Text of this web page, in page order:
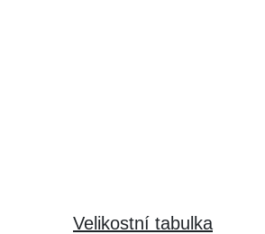
Velikostní tabulka